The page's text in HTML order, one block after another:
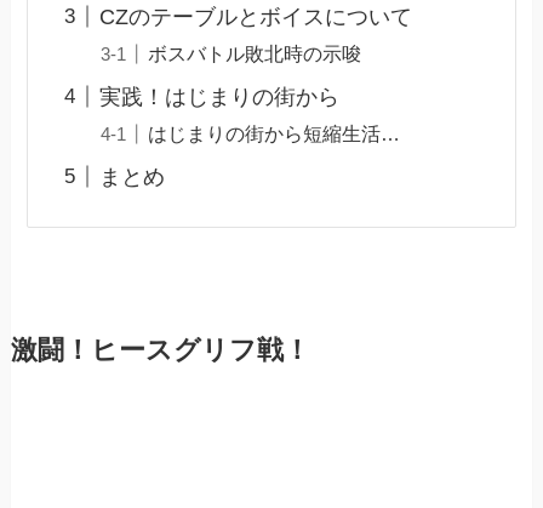
CZのテーブルとボイスについて
ボスバトル敗北時の示唆
実践！はじまりの街から
はじまりの街から短縮生活…
まとめ
激闘！ヒースグリフ戦！